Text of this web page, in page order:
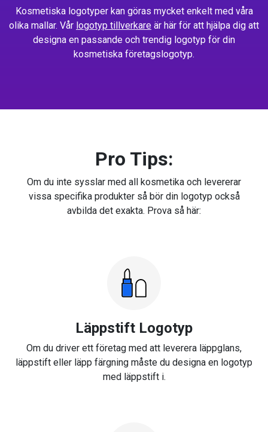
Kosmetiska logotyper kan göras mycket enkelt med våra
olika mallar. Vår logotyp tillverkare är här för att hjälpa dig att
designa en passande och trendig logotyp för din
kosmetiska företagslogotyp.
Pro Tips:
Om du inte sysslar med all kosmetika och levererar
vissa specifika produkter så bör din logotyp också
avbilda det exakta. Prova så här:
Läppstift Logotyp
Om du driver ett företag med att leverera läppglans,
läppstift eller läpp färgning måste du designa en logotyp
med läppstift i.